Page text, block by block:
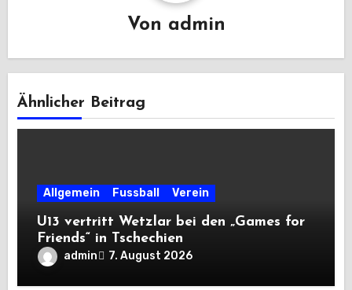
Von admin
Ähnlicher Beitrag
Allgemein Fussball Verein
U13 vertritt Wetzlar bei den „Games for
Friends“ in Tschechien
admin 7. August 2026